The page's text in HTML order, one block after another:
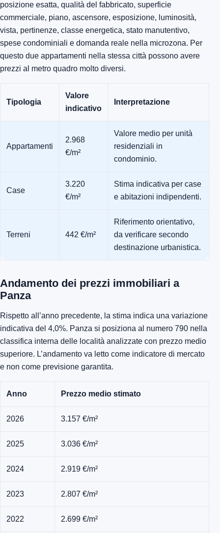
posizione esatta, qualità del fabbricato, superficie
commerciale, piano, ascensore, esposizione, luminosità,
vista, pertinenze, classe energetica, stato manutentivo,
spese condominiali e domanda reale nella microzona. Per
questo due appartamenti nella stessa città possono avere
prezzi al metro quadro molto diversi.
Tipologia
Valore
indicativo
Interpretazione
Appartamenti
2.968
€/m²
Valore medio per unità
residenziali in
condominio.
Case
3.220
€/m²
Stima indicativa per case
e abitazioni indipendenti.
Terreni 442 €/m²
Riferimento orientativo,
da verificare secondo
destinazione urbanistica.
Andamento dei prezzi immobiliari a
Panza
Rispetto all’anno precedente, la stima indica una variazione
indicativa del 4,0%. Panza si posiziona al numero 790 nella
classifica interna delle località analizzate con prezzo medio
superiore. L’andamento va letto come indicatore di mercato
e non come previsione garantita.
Anno Prezzo medio stimato
2026 3.157 €/m²
2025 3.036 €/m²
2024 2.919 €/m²
2023 2.807 €/m²
2022 2.699 €/m²